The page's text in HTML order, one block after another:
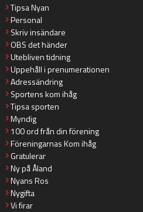
Tipsa Nyan
Personal
Skriv insändare
OBS det händer
Utebliven tidning
Uppehåll i prenumerationen
Adressändring
Sportens kom ihåg
Tipsa sporten
Myndig
100 ord från din förening
Föreningarnas Kom ihåg
Gratulerar
Ny på Åland
Nyans Ros
Nygifta
Vi firar